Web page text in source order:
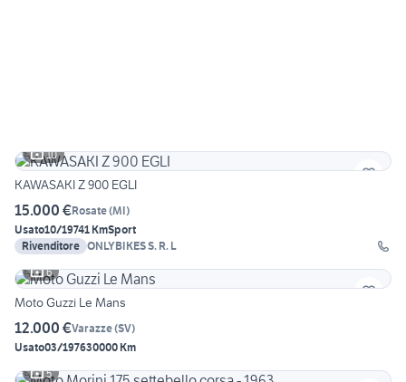
10
KAWASAKI Z 900 EGLI
15.000 €Rosate(MI)
Usato10/19741 KmSport
Rivenditore ONLYBIKES S. R. L
6
Moto Guzzi Le Mans
12.000 €Varazze(SV)
Usato03/197630000 Km
5